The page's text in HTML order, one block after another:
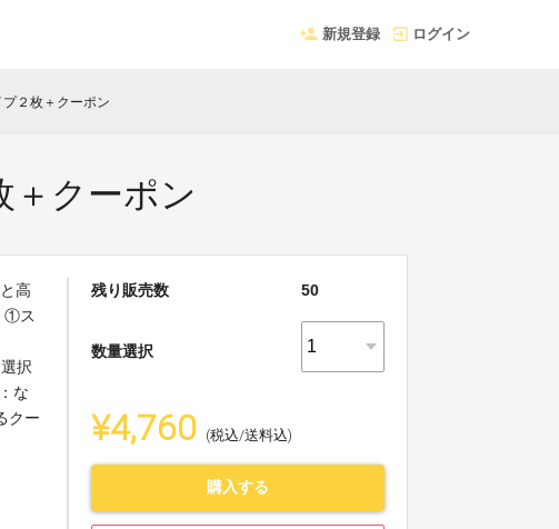
新規登録 ログイン
プ２枚＋クーポン
＋クーポン
高
①ス
択
な
クー
残り販売数 50
数量選択
¥4,760 (税込/送料込)
購入する